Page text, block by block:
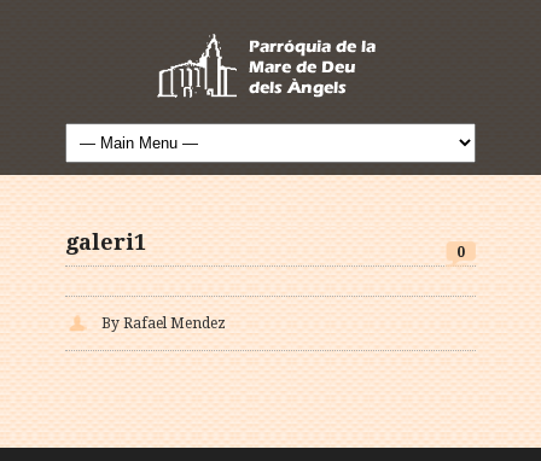
galeri1 0
By Rafael Mendez